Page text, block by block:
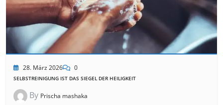
28. März 2026 0
SELBSTREINIGUNG IST DAS SIEGEL DER HEILIGKEIT
By Prischa mashaka